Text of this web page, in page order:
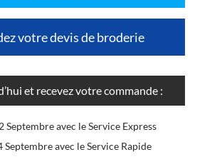
votre devis de broderie
et recevez votre commande :
Septembre avec le Service Express
Septembre avec le Service Rapide